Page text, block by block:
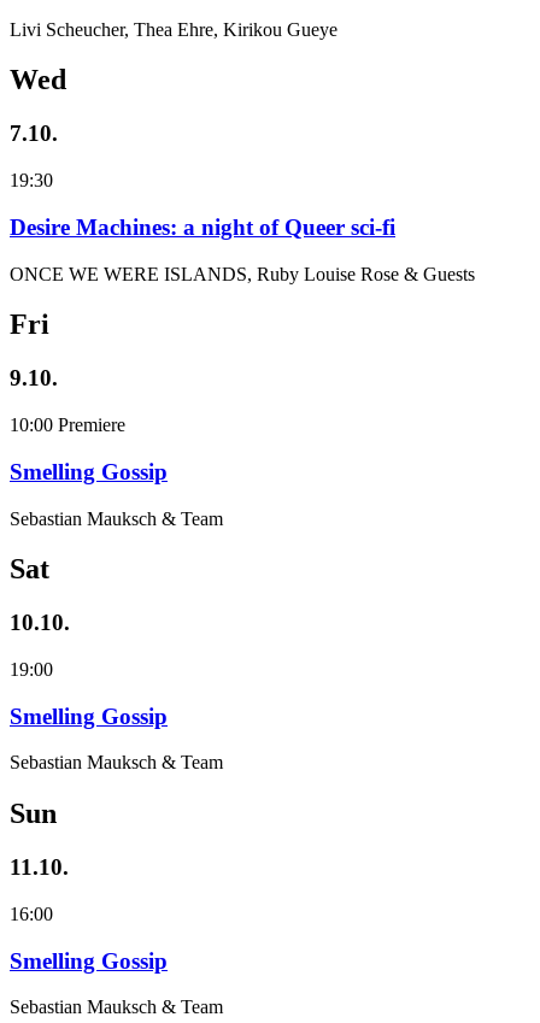
Livi Scheucher, Thea Ehre, Kirikou Gueye
Wed
7.10.
19:30
Desire Machines: a night of Queer sci-fi
ONCE WE WERE ISLANDS, Ruby Louise Rose & Guests
Fri
9.10.
10:00 Premiere
Smelling Gossip
Sebastian Mauksch & Team
Sat
10.10.
19:00
Smelling Gossip
Sebastian Mauksch & Team
Sun
11.10.
16:00
Smelling Gossip
Sebastian Mauksch & Team